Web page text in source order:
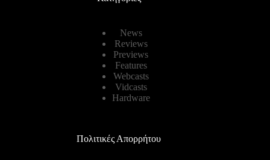
News
Reviews
Previews
Features
Webcasts
Vidcasts
Hardware
Πολιτικές Απορρήτου